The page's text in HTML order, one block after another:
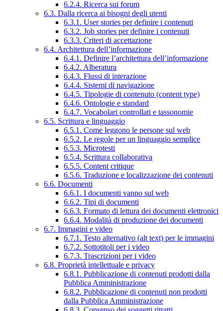
6.2.4. Ricerca sui forum
6.3. Dalla ricerca ai bisogni degli utenti
6.3.1. User stories per definire i contenuti
6.3.2. Job stories per definire i contenuti
6.3.3. Criteri di accettazione
6.4. Architettura dell’informazione
6.4.1. Definire l’architettura dell’informazione
6.4.2. Alberatura
6.4.3. Flussi di interazione
6.4.4. Sistemi di navigazione
6.4.5. Tipologie di contenuto (content type)
6.4.6. Ontologie e standard
6.4.7. Vocabolari controllati e tassonomie
6.5. Scrittura e linguaggio
6.5.1. Come leggono le persone sul web
6.5.2. Le regole per un linguaggio semplice
6.5.3. Microtesti
6.5.4. Scrittura collaborativa
6.5.5. Content critique
6.5.6. Traduzione e localizzazione dei contenuti
6.6. Documenti
6.6.1. I documenti vanno sul web
6.6.2. Tipi di documenti
6.6.3. Formato di lettura dei documenti elettronici
6.6.4. Modalità di produzione dei documenti
6.7. Immagini e video
6.7.1. Testo alternativo (alt text) per le immagini
6.7.2. Sottotitoli per i video
6.7.3. Trascrizioni per i video
6.8. Proprietà intellettuale e privacy
6.8.1. Pubblicazione di contenuti prodotti dalla
Pubblica Amministrazione
6.8.2. Pubblicazione di contenuti non prodotti
dalla Pubblica Amministrazione